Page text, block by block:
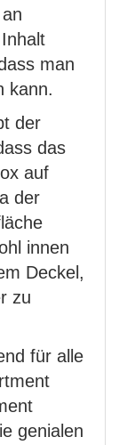
man
kann.
der
das
auf
der
innen
Deckel,
zu
für alle
genialen